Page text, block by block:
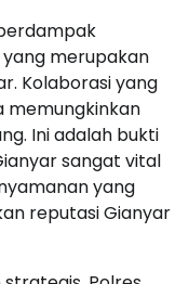
merupakan
Kolaborasi yang
memungkinkan
Ini adalah bukti
sangat vital
yang
reputasi Gianyar